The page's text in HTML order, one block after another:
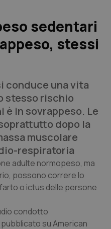
sedentari
stessi
conduce una vita
stesso rischio
in sovrappeso. Le
dopo la
muscolare
respiratoria
adulte normopeso, ma
possono correre lo
o ictus delle persone
condotto
pubblicato suAmerican